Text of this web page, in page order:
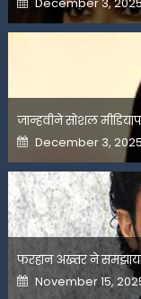
on
जान्हवीने सोशल
Posted
on
December 3, 2025
फरहान अख्तर ने
Posted
on
November 15,